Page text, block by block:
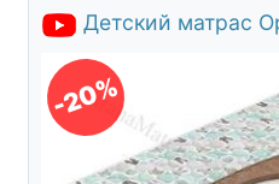
Детский матрас
-20%